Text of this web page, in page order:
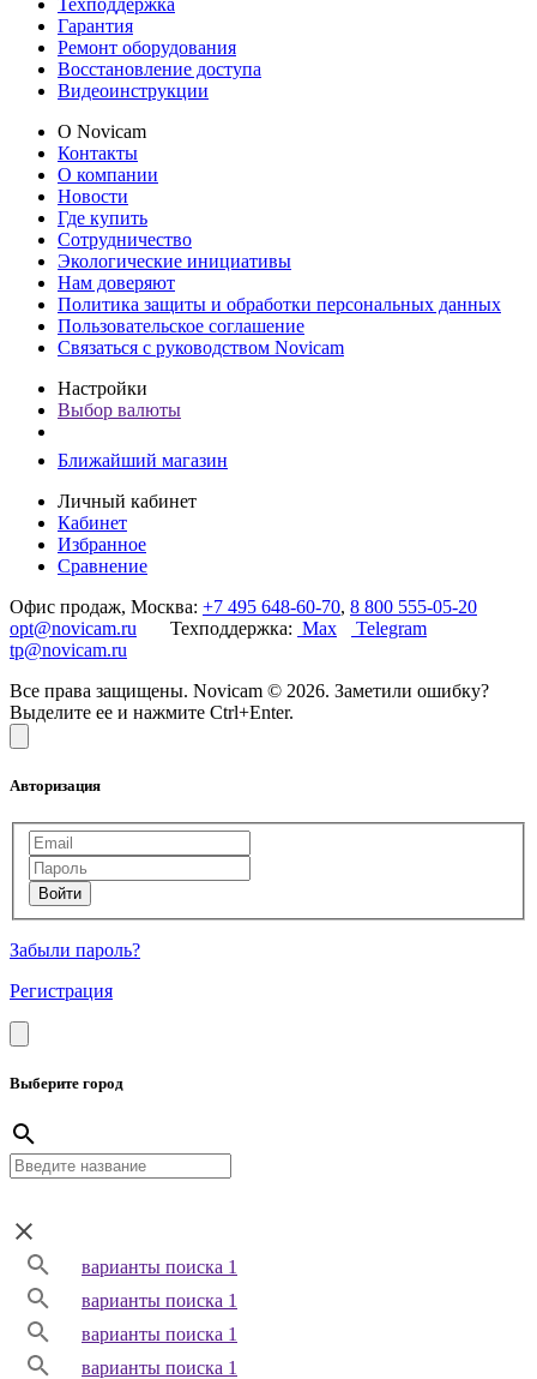
Техподдержка
Гарантия
Ремонт оборудования
Восстановление доступа
Видеоинструкции
О Novicam
Контакты
О компании
Новости
Где купить
Сотрудничество
Экологические инициативы
Нам доверяют
Политика защиты и обработки персональных данных
Пользовательское соглашение
Связаться с руководством Novicam
Настройки
Выбор валюты
Ближайший магазин
Личный кабинет
Кабинет
Избранное
Сравнение
Офис продаж, Москва: +7 495 648-60-70, 8 800 555-05-20
opt@novicam.ru Техподдержка: Max
Telegram
tp@novicam.ru
Все права защищены. Novicam © 2026. Заметили ошибку?
Выделите ее и нажмите Ctrl+Enter.
Авторизация
Забыли пароль?
Регистрация
Выберите город
варианты поиска 1
варианты поиска 1
варианты поиска 1
варианты поиска 1